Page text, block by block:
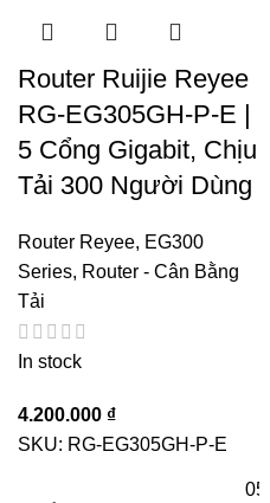
Router Ruijie Reyee
RG-EG305GH-P-E |
5 Cổng Gigabit, Chịu
Tải 300 Người Dùng
Router Reyee, EG300
Series, Router - Cân Bằng
Tải
In stock
4.200.000 ₫
SKU: RG-EG305GH-P-E
05